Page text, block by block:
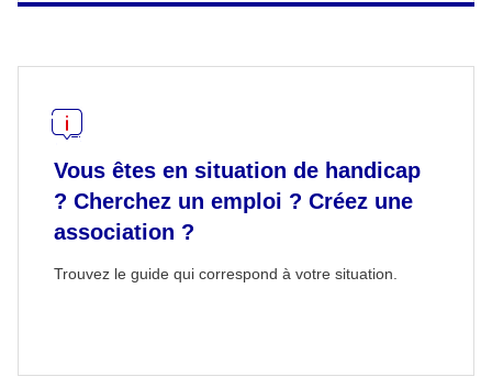
Vous êtes en situation de handicap
? Cherchez un emploi ? Créez une
association ?
Trouvez le guide qui correspond à votre situation.